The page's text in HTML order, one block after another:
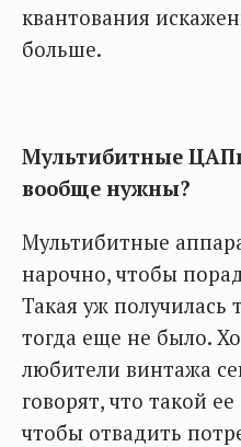
квантования
больше.
Мультибитные
вообще нужны?
Мультибитные
нарочно, чтобы
Такая уж получилась
тогда еще не было.
любители винтажа
говорят, что такой
чтобы отвадить